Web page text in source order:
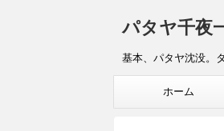
パタヤ千夜
基本、パタヤ沈没。
ホーム